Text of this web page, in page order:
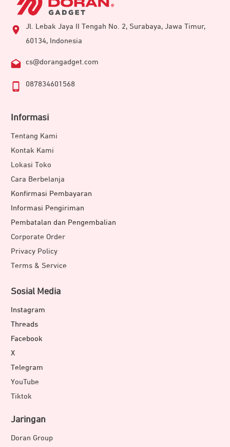
Jl. Lebak Jaya II Tengah No. 2, Surabaya, Jawa Timur,
60134, Indonesia
cs@dorangadget.com
087834601568
Informasi
Tentang Kami
Kontak Kami
Lokasi Toko
Cara Berbelanja
Konfirmasi Pembayaran
Informasi Pengiriman
Pembatalan dan Pengembalian
Corporate Order
Privacy Policy
Terms & Service
Sosial Media
Instagram
Threads
Facebook
X
Telegram
YouTube
Tiktok
Jaringan
Doran Group